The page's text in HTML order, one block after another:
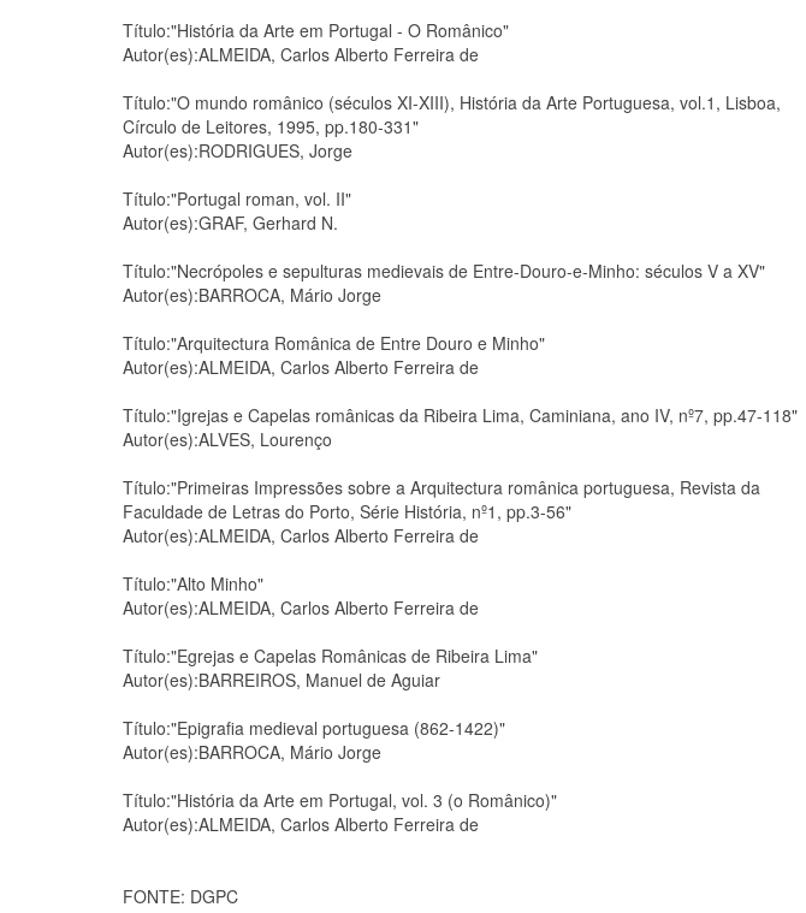
Título:"História da Arte em Portugal - O Românico"
Autor(es):ALMEIDA, Carlos Alberto Ferreira de
Título:"O mundo românico (séculos XI-XIII), História da Arte Portuguesa, vol.1, Lisboa,
Círculo de Leitores, 1995, pp.180-331"
Autor(es):RODRIGUES, Jorge
Título:"Portugal roman, vol. II"
Autor(es):GRAF, Gerhard N.
Título:"Necrópoles e sepulturas medievais de Entre-Douro-e-Minho: séculos V a XV"
Autor(es):BARROCA, Mário Jorge
Título:"Arquitectura Românica de Entre Douro e Minho"
Autor(es):ALMEIDA, Carlos Alberto Ferreira de
Título:"Igrejas e Capelas românicas da Ribeira Lima, Caminiana, ano IV, nº7, pp.47-118"
Autor(es):ALVES, Lourenço
Título:"Primeiras Impressões sobre a Arquitectura românica portuguesa, Revista da
Faculdade de Letras do Porto, Série História, nº1, pp.3-56"
Autor(es):ALMEIDA, Carlos Alberto Ferreira de
Título:"Alto Minho"
Autor(es):ALMEIDA, Carlos Alberto Ferreira de
Título:"Egrejas e Capelas Românicas de Ribeira Lima"
Autor(es):BARREIROS, Manuel de Aguiar
Título:"Epigrafia medieval portuguesa (862-1422)"
Autor(es):BARROCA, Mário Jorge
Título:"História da Arte em Portugal, vol. 3 (o Românico)"
Autor(es):ALMEIDA, Carlos Alberto Ferreira de
FONTE: DGPC